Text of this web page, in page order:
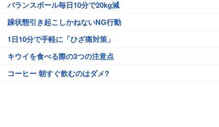
バランスボール毎日10分で20kg減
躁状態引き起こしかねないNG行動
1日10分で手軽に「ひざ痛対策」
キウイを食べる際の3つの注意点
コーヒー 朝すぐ飲むのはダメ?